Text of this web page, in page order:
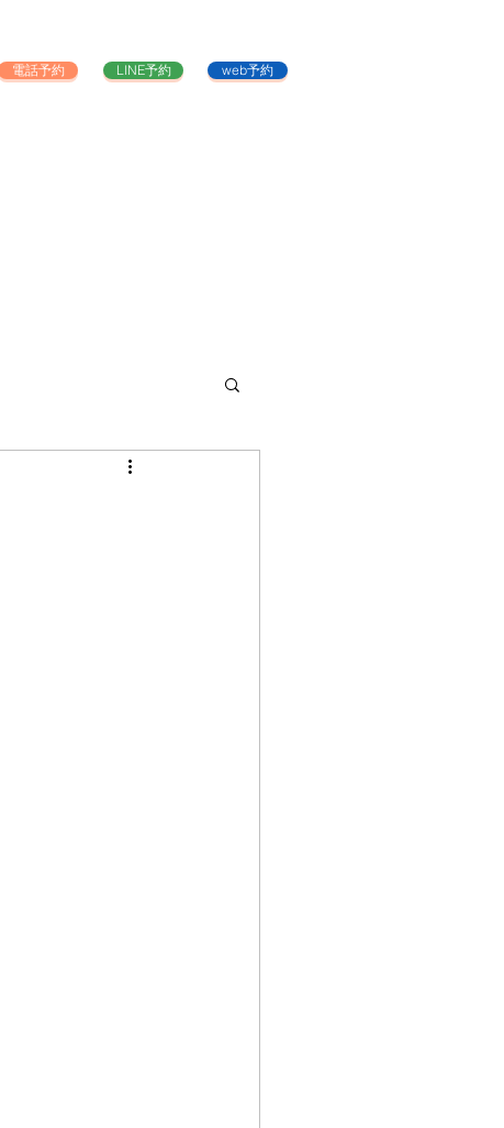
電話予約 LINE予約 web予約